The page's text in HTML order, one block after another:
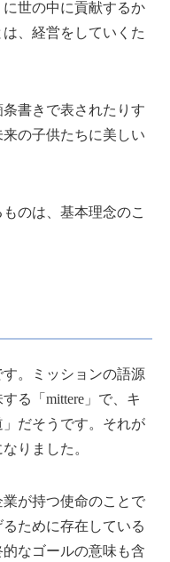
世の中に貢献するか
、経営をしていくた
書きで表されたりす
の子供たちに美しい
のは、基本理念のこ
。ミッションの語源
る「mittere」で、キ
だそうです。それが
りました。
が持つ使命のことで
ために存在している
なゴールの意味も含